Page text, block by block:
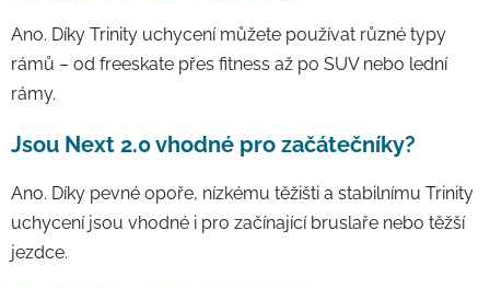
Ano. Díky Trinity uchycení můžete používat různé typy
rámů – od freeskate přes fitness až po SUV nebo lední
rámy.
Jsou Next 2.0 vhodné pro začátečníky?
Ano. Díky pevné opoře, nízkému těžišti a stabilnímu Trinity
uchycení jsou vhodné i pro začínající bruslaře nebo těžší
jezdce.